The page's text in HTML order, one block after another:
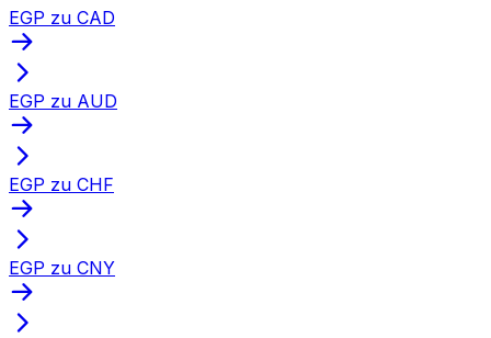
EGP zu CAD
EGP zu AUD
EGP zu CHF
EGP zu CNY